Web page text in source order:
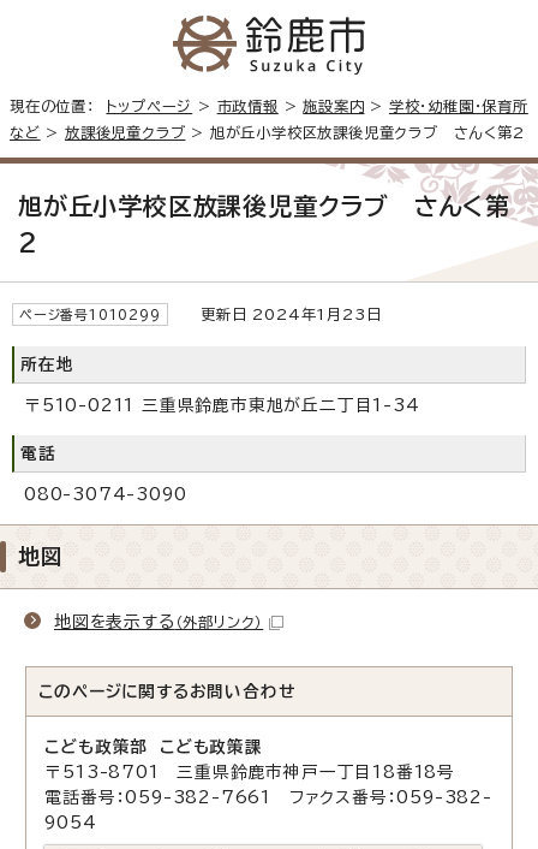
現在の位置： トップページ > 市政情報 >施設案内 > 学校・幼稚園・保育所
など >放課後児童クラブ > 旭が丘小学校区放課後児童クラブ さんく第2
旭が丘小学校区放課後児童クラブ さんく第
2
ページ番号1010299 更新日 2024年1月23日
所在地
〒510-0211 三重県鈴鹿市東旭が丘二丁目1-34
電話
080-3074-3090
地図
地図を表示する （外部リンク）
このページに関する お問い合わせ
こども政策部 こども政策課
〒513-8701 三重県鈴鹿市神戸一丁目18番18号
電話番号：059-382-7661 ファクス番号：059-382-
9054